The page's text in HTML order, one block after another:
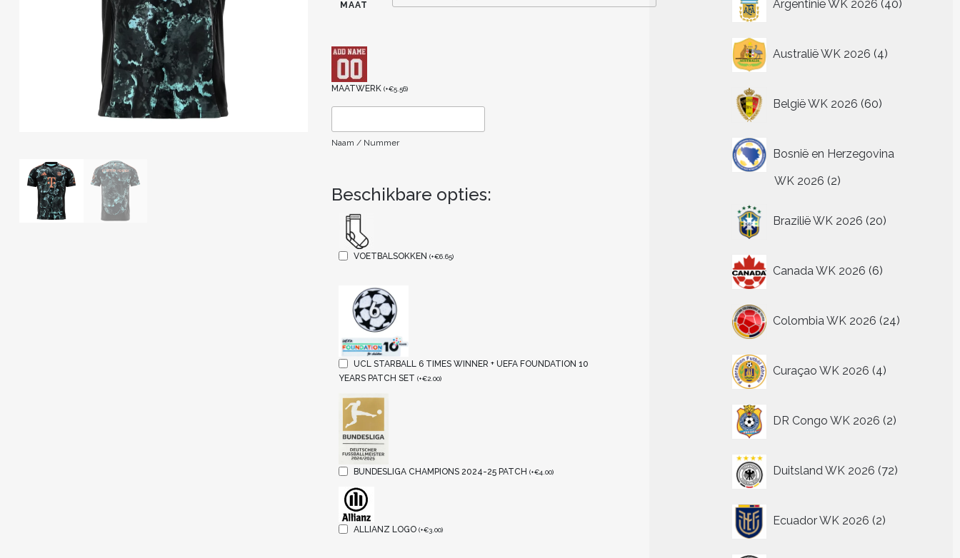
MAAT
MAATWERK(+€5.56)
Naam / Nummer
Beschikbare opties:
VOETBALSOKKEN(+€6.65)
UCL STARBALL 6 TIMES WINNER + UEFA FOUNDATION 10
YEARS PATCH SET(+€2.00)
BUNDESLIGA CHAMPIONS 2024-25 PATCH(+€4.00)
ALLIANZ LOGO(+€3.00)
Argentinië WK 2026 40
producten
Australië WK 2026 4
producten
België WK 2026 60
producten
Bosnië en Herzegovina
WK 2026 22
Brazilië WK 2026 20
producten
Canada WK 2026 6
producten
Colombia WK 2026 24
producten
Curaçao WK 2026 4
producten
DR Congo WK 2026 2
producten
Duitsland WK 2026 72
producten
Ecuador WK 2026 2
producten